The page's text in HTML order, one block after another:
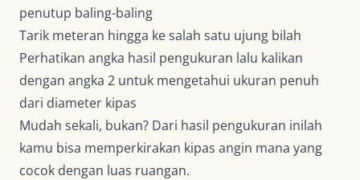
penutup baling-baling
Tarik meteran hingga ke salah satu ujung bilah
Perhatikan angka hasil pengukuran lalu kalikan
dengan angka 2 untuk mengetahui ukuran penuh
dari diameter kipas
Mudah sekali, bukan? Dari hasil pengukuran inilah
kamu bisa memperkirakan kipas angin mana yang
cocok dengan luas ruangan.